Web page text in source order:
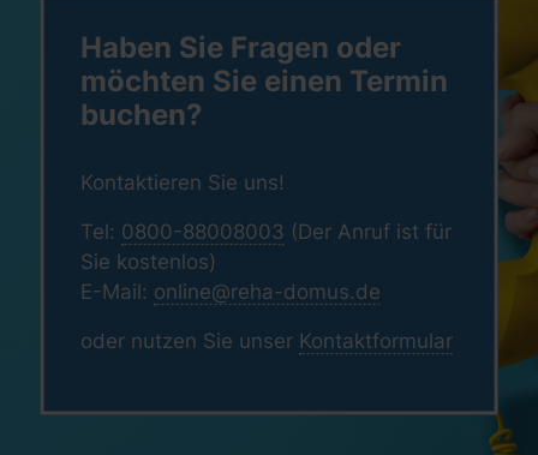
Haben Sie Fragen oder
möchten Sie einen Termin
buchen?
Kontaktieren Sie uns!
Tel: 0800-88008003 (Der Anruf ist für
Sie kostenlos)
E-Mail: online@reha-domus.de
oder nutzen Sie unser Kontaktformular